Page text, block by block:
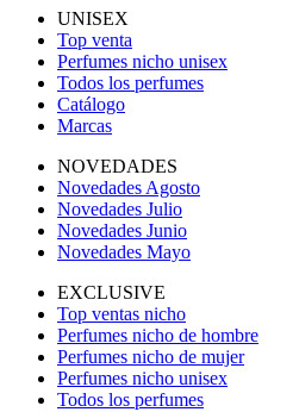
UNISEX
Top venta
Perfumes nicho unisex
Todos los perfumes
Catálogo
Marcas
NOVEDADES
Novedades Agosto
Novedades Julio
Novedades Junio
Novedades Mayo
EXCLUSIVE
Top ventas nicho
Perfumes nicho de hombre
Perfumes nicho de mujer
Perfumes nicho unisex
Todos los perfumes